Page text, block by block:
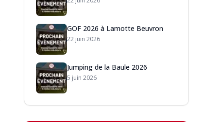
GOF 2026 à Lamotte Beuvron
22 juin 2026
Jumping de la Baule 2026
5 juin 2026